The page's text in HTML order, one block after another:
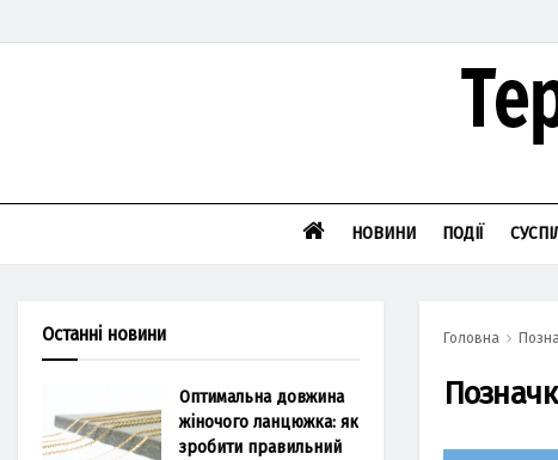
НОВИНИ ПОДІЇ
Головна
Останні новини
Оптимальна довжина
жіночого ланцюжка: як
зробити правильний